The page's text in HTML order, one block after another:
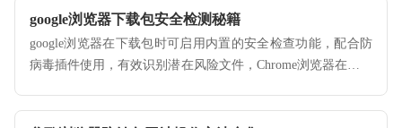
google浏览器下载包安全检测秘籍
google浏览器在下载包时可启用内置的安全检查功能，配合防
病毒插件使用，有效识别潜在风险文件，Chrome浏览器在下载